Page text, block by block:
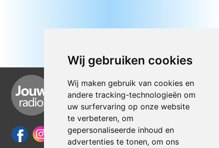
Wij gebruiken cookies
Wij maken gebruik van cookies en
andere tracking-technologieën om
uw surfervaring op onze website
te verbeteren, om
gepersonaliseerde inhoud en
advertenties te tonen, om ons